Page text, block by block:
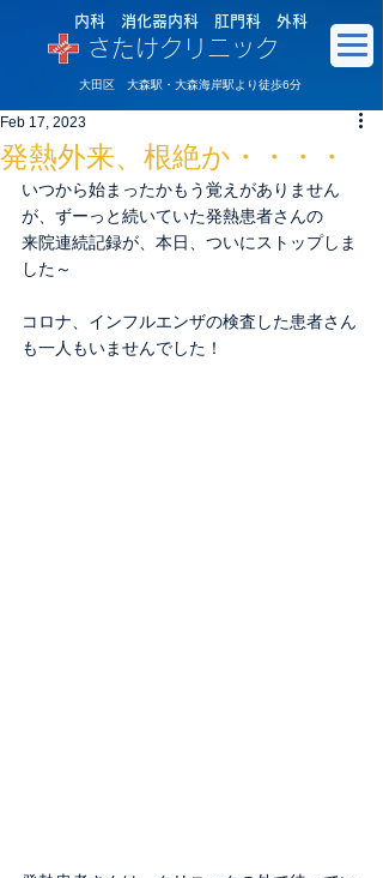
内科 消化器内科 肛門科 外科
さたけクリニック
大田区 大森駅・大森海岸駅より徒歩6分
発熱外来、根絶か・・・・
Feb 17, 2023
いつから始まったかもう覚えがありません
が、ずーっと続いていた発熱患者さんの
来院連続記録が、本日、ついにストップしま
した～
コロナ、インフルエンザの検査した患者さん
も一人もいませんでした！